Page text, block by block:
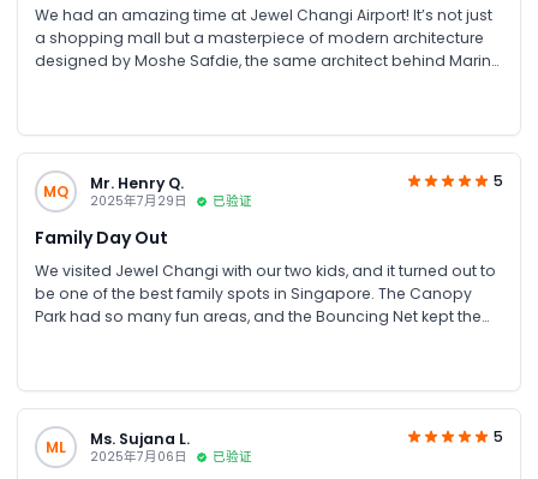
We had an amazing time at Jewel Changi Airport! It’s not just
a shopping mall but a masterpiece of modern architecture
designed by Moshe Safdie, the same architect behind Marina
must-visit spot for anyone passing through Singapore!
MQ
Mr. Henry Q.
2025年7月29日 已验证
5
Family Day Out
We visited Jewel Changi with our two kids, and it turned out to
be one of the best family spots in Singapore. The Canopy
Park had so many fun areas, and the Bouncing Net kept the
very clean. Make sure to go before sunset for the best lighting!
We visited Jewel Changi with our two kids, and it turned out to
be one of the best family spots in Singapore. The Canopy
ML Ms. Sujana L.
2025年7月06日 已验证
5